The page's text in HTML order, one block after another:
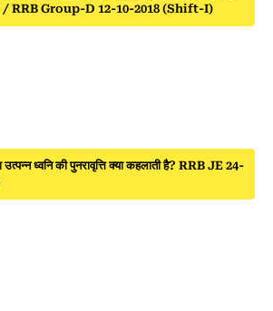
RRB Group-D 12-10-2018 (Shift-I)
उत्पन्न ध्वनि की पुनरावृत्ति क्या कहलाती है? RRB JE 24-